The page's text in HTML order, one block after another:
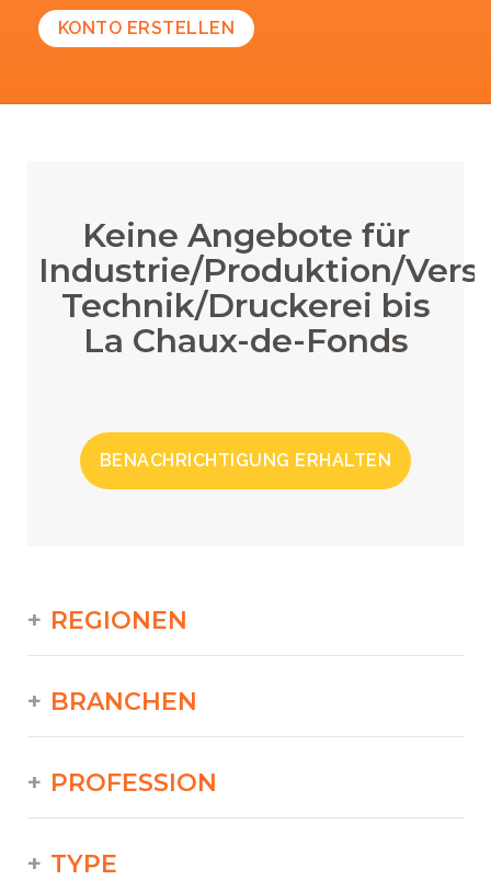
KONTO ERSTELLEN
Keine Angebote für
Industrie/Produktion/
Technik/Druckerei bis
La Chaux-de-Fonds
BENACHRICHTIGUNG ERHALTEN
REGIONEN
BRANCHEN
PROFESSION
TYPE